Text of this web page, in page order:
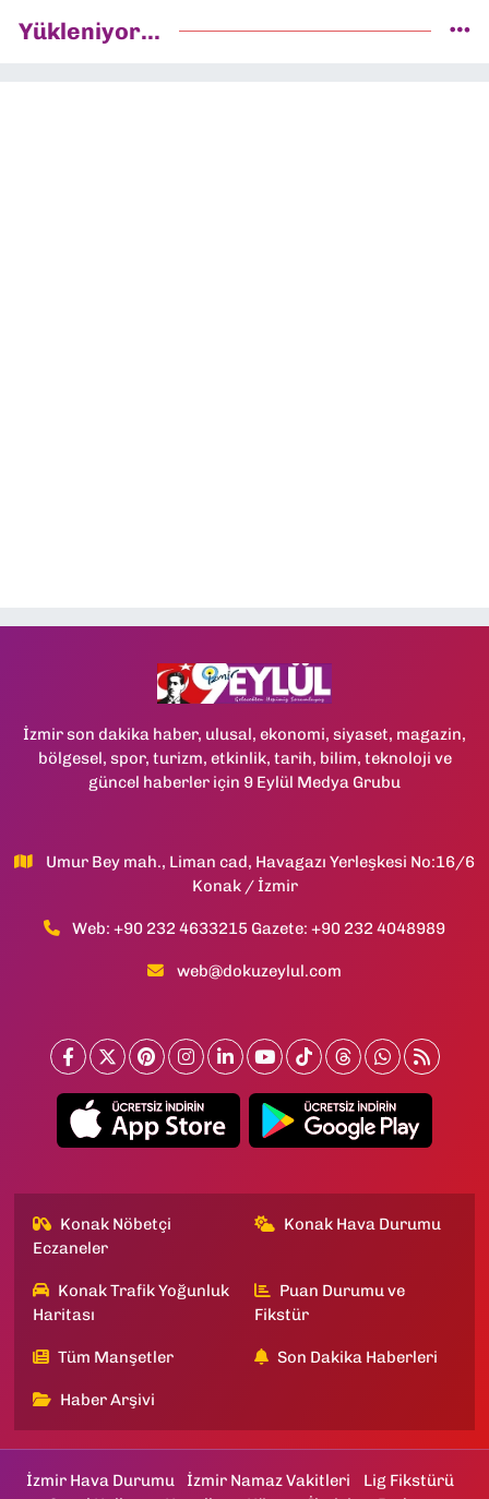
Yükleniyor...
İzmir son dakika haber, ulusal, ekonomi, siyaset, magazin,
bölgesel, spor, turizm, etkinlik, tarih, bilim, teknoloji ve
güncel haberler için 9 Eylül Medya Grubu
Umur Bey mah., Liman cad, Havagazı Yerleşkesi No:16/6
Konak / İzmir
Web: +90 232 4633215 Gazete: +90 232 4048989
web@dokuzeylul.com
Konak Nöbetçi
Eczaneler
Konak Hava Durumu
Konak Trafik Yoğunluk
Haritası
Puan Durumu ve
Fikstür
Tüm Manşetler Son Dakika Haberleri
Haber Arşivi
İzmir Hava Durumu İzmir Namaz Vakitleri
Lig Fikstürü